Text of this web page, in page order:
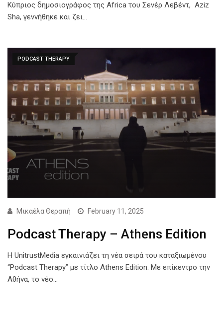
Κύπριος δημοσιογράφος της Africa του Σενέρ Λεβέντ, Aziz
Sha, γεννήθηκε και ζει…
PODCAST THERAPY
Μικαέλα Θεραπή February 11, 2025
Podcast Therapy – Athens Edition
Η UnitrustMedia εγκαινιάζει τη νέα σειρά του καταξιωμένου
“Podcast Therapy” με τίτλο Athens Edition. Με επίκεντρο την
Αθήνα, το νέο…